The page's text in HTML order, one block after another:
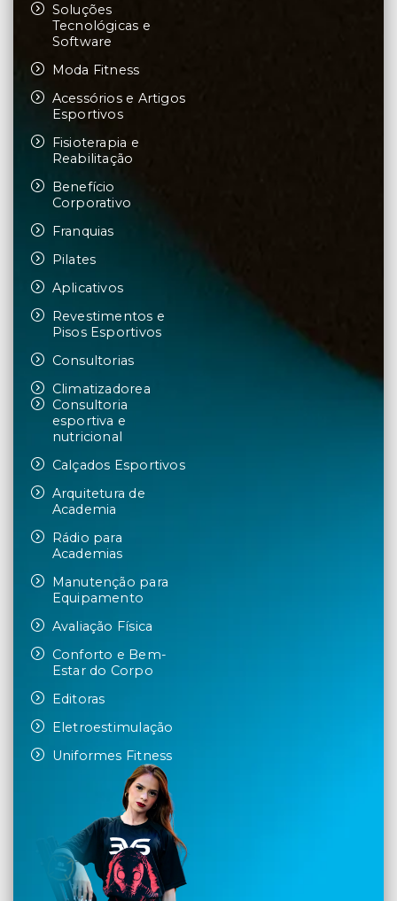
Soluções
Tecnológicas e
Software
Moda Fitness
Acessórios e Artigos
Esportivos
Fisioterapia e
Reabilitação
Benefício
Corporativo
Franquias
Pilates
Aplicativos
Revestimentos e
Pisos Esportivos
Consultorias
Climatizadorea
Consultoria
esportiva e
nutricional
Calçados Esportivos
Arquitetura de
Academia
Rádio para
Academias
Manutenção para
Equipamento
Avaliação Física
Conforto e Bem-
Estar do Corpo
Editoras
Eletroestimulação
Uniformes Fitness